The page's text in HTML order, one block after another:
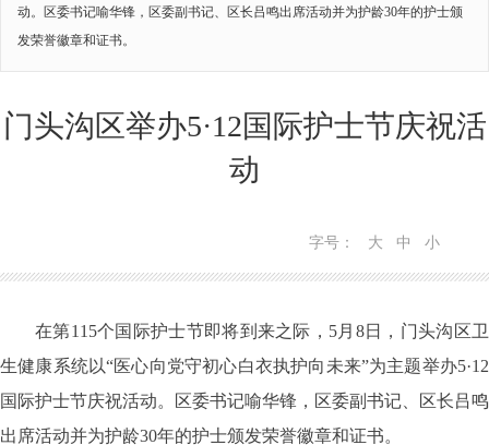
动。区委书记喻华锋，区委副书记、区长吕鸣出席活动并为护龄30年的护士颁
发荣誉徽章和证书。
门头沟区举办5·12国际护士节庆祝活
动
字号： 大 中 小
在第115个国际护士节即将到来之际，5月8日，门头沟区卫
生健康系统以“医心向党守初心白衣执护向未来”为主题举办5·12
国际护士节庆祝活动。区委书记喻华锋，区委副书记、区长吕鸣
出席活动并为护龄30年的护士颁发荣誉徽章和证书。